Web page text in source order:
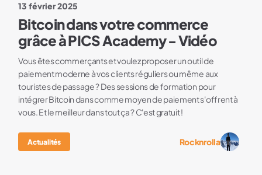
13 février 2025
Bitcoin dans votre commerce
grâce à PICS Academy - Vidéo
Vous êtes commerçants et voulez proposer un outil de
paiement moderne à vos clients réguliers ou même aux
touristes de passage ? Des sessions de formation pour
intégrer Bitcoin dans comme moyen de paiement s'offrent à
vous. Et le meilleur dans tout ça ? C'est gratuit !
Actualités Rocknrolla